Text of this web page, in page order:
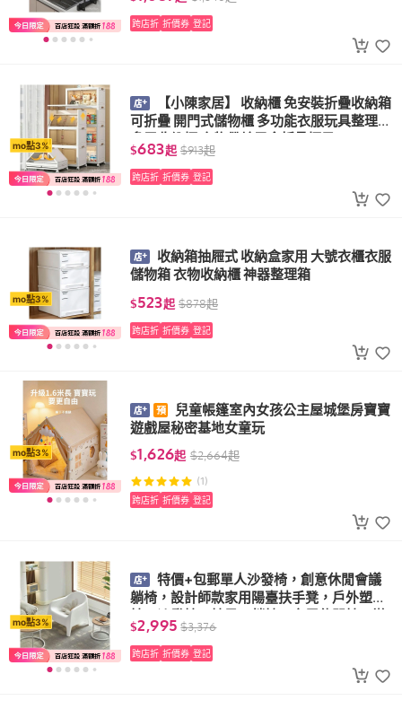
跨店折 折價券 登記
mo點3%
【小陳家居】 收納櫃 免安裝折疊收納箱
可折疊 開門式儲物櫃 多功能衣服玩具整理箱
多層收納櫃 衣物帶輪零食折疊櫃子
$683起 $913起
跨店折 折價券 登記
mo點3%
收納箱抽屜式 收納盒家用 大號衣櫃衣服
儲物箱 衣物收納櫃 神器整理箱
$523起 $878起
跨店折 折價券 登記
mo點3%
兒童帳篷室內女孩公主屋城堡房寶寶
遊戲屋秘密基地女童玩
$1,626起 $2,664起
(1)
跨店折 折價券 登記
mo點3%
特價+包郵單人沙發椅，創意休閒會議
躺椅，設計師款家用陽臺扶手凳，戶外塑料
椅，沙發椅，椅子，躺椅，家用休閒椅，辦
公椅，椅子
$2,995 $3,376
跨店折 折價券 登記